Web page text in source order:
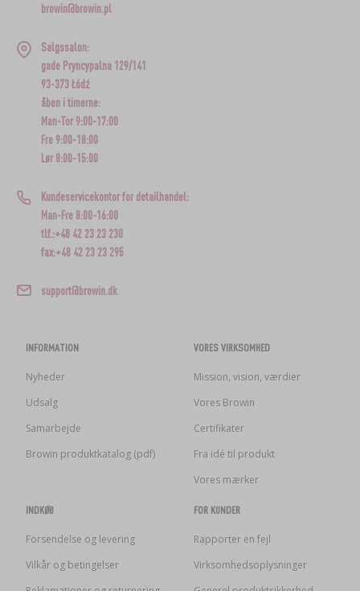
browin@browin.pl
Salgssalon:
gade Pryncypalna 129/141
93-373 Łódź
åben i timerne:
Man-Tor 9:00-17:00
Fre 9:00-18:00
Lør 8:00-15:00
Kundeservicekontor for detailhandel:
Man-Fre 8:00-16:00
tlf.:+48 42 23 23 230
fax:+48 42 23 23 295
support@browin.dk
INFORMATION
Nyheder
Udsalg
Samarbejde
Browin produktkatalog (pdf)
VORES VIRKSOMHED
Mission, vision, værdier
Vores Browin
Certifikater
Fra idé til produkt
Vores mærker
INDKØB
Forsendelse og levering
Vilkår og betingelser
FOR KUNDER
Rapporter en fejl
Virksomhedsoplysninger